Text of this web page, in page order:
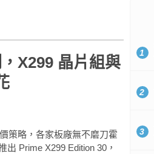
X299 晶片組與
策略，各家板廠無不磨刀霍
Prime X299 Edition 30，
1
2
3